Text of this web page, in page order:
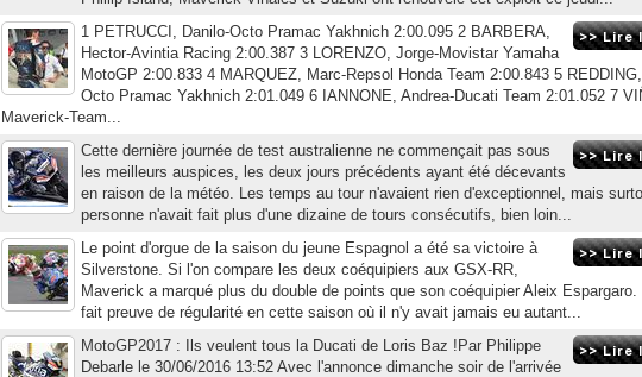
1 PETRUCCI, Danilo-Octo Pramac Yakhnich 2:00.095 2 BARBERA,
Hector-Avintia Racing 2:00.387 3 LORENZO, Jorge-Movistar Yamaha
MotoGP 2:00.833 4 MARQUEZ, Marc-Repsol Honda Team 2:00.843 5
Octo Pramac Yakhnich 2:01.049 6 IANNONE, Andrea-Ducati Team 2:01.052 7
Maverick-Team...
Cette dernière journée de test australienne ne commençait pas sous
les meilleurs auspices, les deux jours précédents ayant été décevants
en raison de la météo. Les temps au tour n'avaient rien d'exceptionnel, mais
personne n'avait fait plus d'une dizaine de tours consécutifs, bien loin...
Le point d'orgue de la saison du jeune Espagnol a été sa victoire à
Silverstone. Si l'on compare les deux coéquipiers aux GSX-RR,
Maverick a marqué plus du double de points que son coéquipier Aleix
fait preuve de régularité en cette saison où il n'y avait jamais eu autant...
MotoGP2017 : Ils veulent tous la Ducati de Loris Baz !Par Philippe
Debarle le 30/06/2016 13:52 Avec l'annonce dimanche soir de l'arrivée